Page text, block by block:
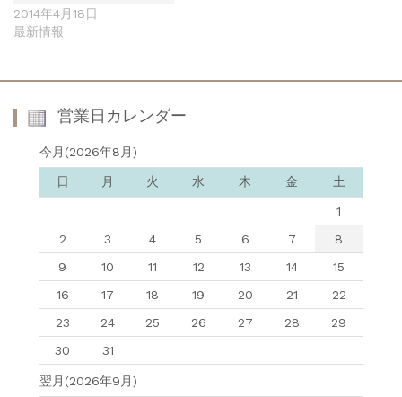
2014年4月18日
最新情報
営業日カレンダー
今月(2026年8月)
日 月 火 水 木 金 土
1
2
3 4 5 6 7
8
9
10 11 12 13 14
15
16
17 18 19 20 21
22
23
24 25 26 27 28
29
30
31
翌月(2026年9月)